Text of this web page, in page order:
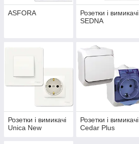
ASFORA
Розетки і вимикачі
SEDNA
Розетки і вимикачі
Unica New
Розетки і вимикачі
Cedar Plus